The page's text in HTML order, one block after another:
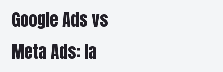
Google Ads vs
Meta Ads: la